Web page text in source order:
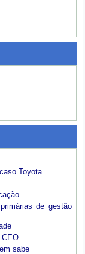
Toyota
de gestão
CEO
sabe